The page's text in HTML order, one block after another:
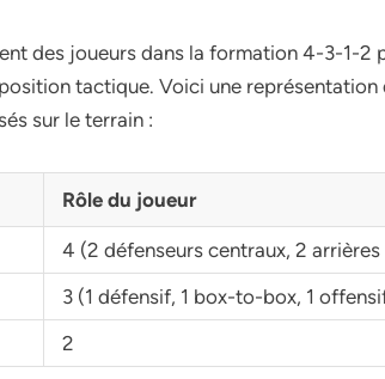
des joueurs dans la formation 4-3-1-2
tactique. Voici une
sur le terrain :
Rôle du joueur
4 (2 défenseurs centraux, 2 arrières
3 (1 défensif, 1 box-to-box, 1
2